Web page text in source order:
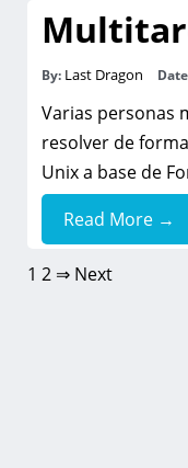
By: Last Dragon
Varias personas
resolver de
Unix a base de
Read More →
1 2 ⇒ Next